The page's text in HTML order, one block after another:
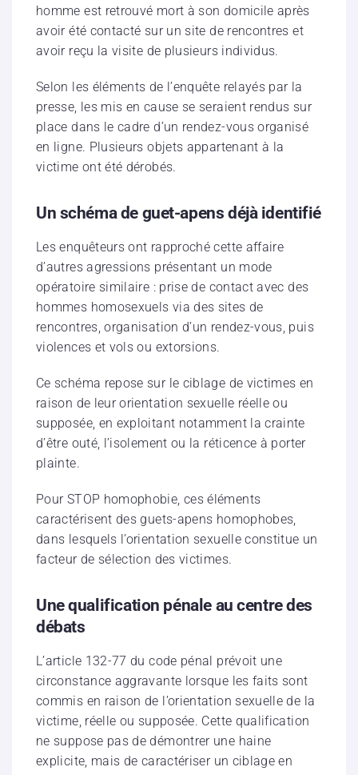
homme est retrouvé mort à son domicile après
avoir été contacté sur un site de rencontres et
avoir reçu la visite de plusieurs individus.
Selon les éléments de l’enquête relayés par la
presse, les mis en cause se seraient rendus sur
place dans le cadre d’un rendez-vous organisé
en ligne. Plusieurs objets appartenant à la
victime ont été dérobés.
Un schéma de guet-apens déjà identifié
Les enquêteurs ont rapproché cette affaire
d’autres agressions présentant un mode
opératoire similaire : prise de contact avec des
hommes homosexuels via des sites de
rencontres, organisation d’un rendez-vous, puis
violences et vols ou extorsions.
Ce schéma repose sur le ciblage de victimes en
raison de leur orientation sexuelle réelle ou
supposée, en exploitant notamment la crainte
d’être outé, l’isolement ou la réticence à porter
plainte.
Pour STOP homophobie, ces éléments
caractérisent des guets-apens homophobes,
dans lesquels l’orientation sexuelle constitue un
facteur de sélection des victimes.
Une qualification pénale au centre des
débats
L’article 132-77 du code pénal prévoit une
circonstance aggravante lorsque les faits sont
commis en raison de l’orientation sexuelle de la
victime, réelle ou supposée. Cette qualification
ne suppose pas de démontrer une haine
explicite, mais de caractériser un ciblage en